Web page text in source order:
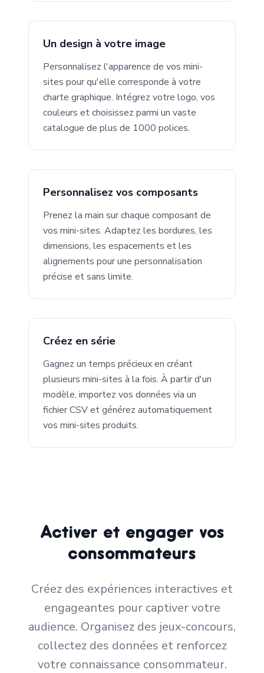
Un design à votre image
Personnalisez l'apparence de vos mini-
sites pour qu'elle corresponde à votre
charte graphique. Intégrez votre logo, vos
couleurs et choisissez parmi un vaste
catalogue de plus de 1000 polices.
Personnalisez vos composants
Prenez la main sur chaque composant de
vos mini-sites. Adaptez les bordures, les
dimensions, les espacements et les
alignements pour une personnalisation
précise et sans limite.
Créez en série
Gagnez un temps précieux en créant
plusieurs mini-sites à la fois. À partir d'un
modèle, importez vos données via un
fichier CSV et générez automatiquement
vos mini-sites produits.
Activer et engager vos
consommateurs
Créez des expériences interactives et
engageantes pour captiver votre
audience. Organisez des jeux-concours,
collectez des données et renforcez
votre connaissance consommateur.